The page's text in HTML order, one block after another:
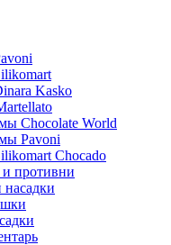
Kasko
Chocolate World
Pavoni
Chocado
противни